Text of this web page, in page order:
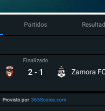
Partidos
Finalizado
2 - 1 Zamora
Provisto por 365Scores.com